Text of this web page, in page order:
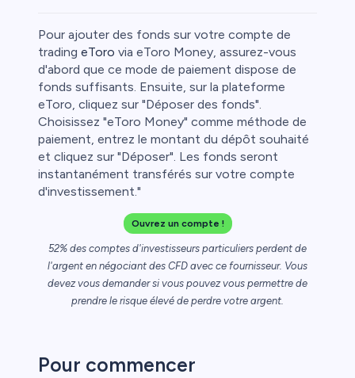
Pour ajouter des fonds sur votre compte de
trading eToro via eToro Money, assurez-vous
d'abord que ce mode de paiement dispose de
fonds suffisants. Ensuite, sur la plateforme
eToro, cliquez sur "Déposer des fonds".
Choisissez "eToro Money" comme méthode de
paiement, entrez le montant du dépôt souhaité
et cliquez sur "Déposer". Les fonds seront
instantanément transférés sur votre compte
d'investissement."
Ouvrez un compte !
52% des comptes d'investisseurs particuliers perdent de
l'argent en négociant des CFD avec ce fournisseur. Vous
devez vous demander si vous pouvez vous permettre de
prendre le risque élevé de perdre votre argent.
Pour commencer